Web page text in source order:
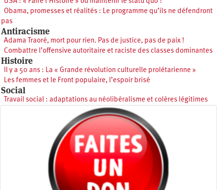
Obama, promesses et réalités : Le programme qu’ils ne défendront
pas
Antiracisme
Adama Traoré, mort pour rien. Pas de justice, pas de paix !
Combattre l’offensive autoritaire et raciste des classes dominantes
Histoire
Il y a 50 ans : La « Grande révolution culturelle prolétarienne »
Les femmes et le Front populaire, l’espoir brisé
Social
Travail social : adaptations au néolibéralisme et colères légitimes